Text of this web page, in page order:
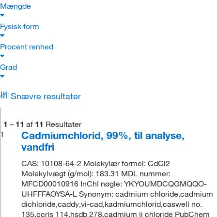
Mængde
Fysisk form
Procent renhed
Grad
Snævre resultater
1 – 11 af 11 Resultater
1
Cadmiumchlorid, 99%, til analyse,
vandfri
CAS: 10108-64-2 Molekylær formel: CdCl2
Molekylvægt (g/mol): 183.31 MDL nummer:
MFCD00010916 InChI nøgle: YKYOUMDCQGMQQO-
UHFFFAOYSA-L Synonym: cadmium chloride,cadmium
dichloride,caddy,vi-cad,kadmiumchlorid,caswell no.
135,ccris 114,hsdb 278,cadmium ii chloride PubChem